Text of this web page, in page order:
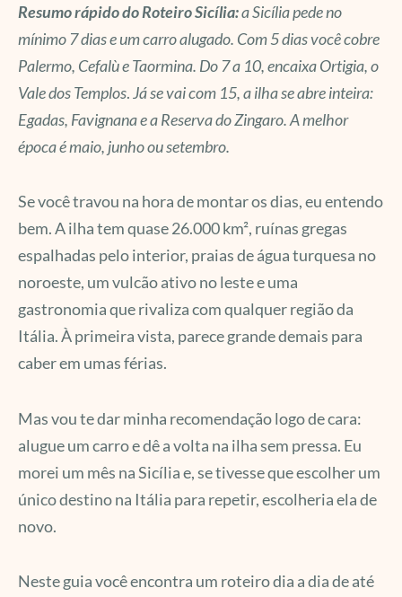
Resumo rápido do Roteiro Sicília:a Sicília pede no
mínimo 7 dias e um carro alugado. Com 5 dias você cobre
Palermo, Cefalù e Taormina. Do 7 a 10, encaixa Ortigia, o
Vale dos Templos.Já se vai com 15, a ilha se abre inteira:
Egadas, Favignana e a Reserva do Zingaro. A melhor
época é maio, junho ou setembro.
Se você travou na hora de montar os dias, eu entendo
bem. A ilha tem quase 26.000 km², ruínas gregas
espalhadas pelo interior, praias de água turquesa no
noroeste, um vulcão ativo no leste e uma
gastronomia que rivaliza com qualquer região da
Itália. À primeira vista, parece grande demais para
caber em umas férias.
Mas vou te dar minha recomendação logo de cara:
alugue um carro e dê a volta na ilha sem pressa. Eu
morei um mês na Sicília e, se tivesse que escolher um
único destino na Itália para repetir, escolheria ela de
novo.
Neste guia você encontra um roteiro dia a dia de até